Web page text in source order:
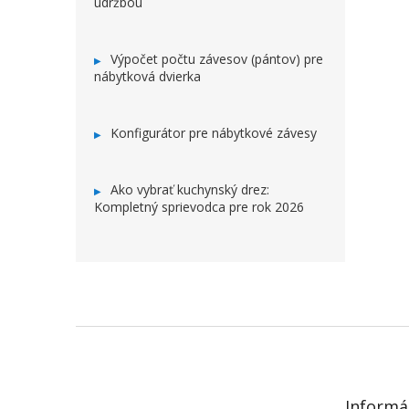
Výpočet počtu závesov (pántov) pre
nábytková dvierka
Konfigurátor pre nábytkové závesy
Ako vybrať kuchynský drez:
Kompletný sprievodca pre rok 2026